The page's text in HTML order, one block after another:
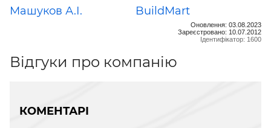
Машуков А.І.
BuildMart
Оновлення: 03.08.2023
Зареєстровано: 10.07.2012
Ідентифікатор: 1600
Відгуки про компанію
КОМЕНТАРІ